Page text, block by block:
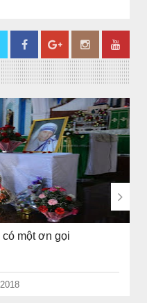
YOU MIGHT BE LOOKING FOR
một ơn gọi
